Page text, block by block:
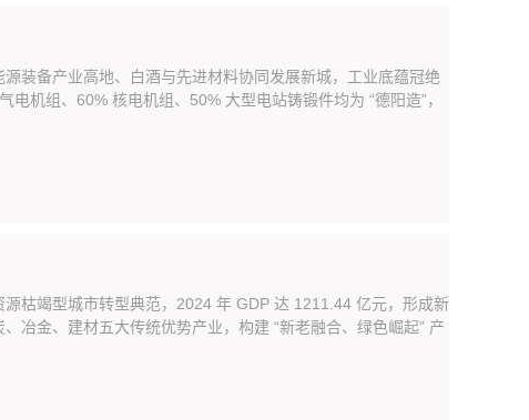
装备产业高地、白酒与先进材料协同发展新城，工业底蕴冠绝
机组、60% 核电机组、50% 大型电站铸锻件均为 “德阳造”，
枯竭型城市转型典范，2024 年 GDP 达 1211.44 亿元，形成新
冶金、建材五大传统优势产业，构建 “新老融合、绿色崛起” 产